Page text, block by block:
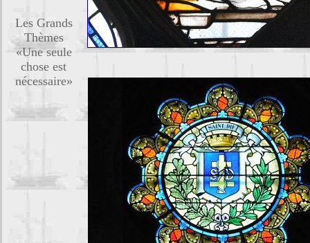
Les Grands
Thèmes
«Une seule
chose est
nécessaire»